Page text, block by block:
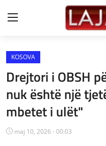
Shtëpi
LAJME MAQEDONI
SHQIPERI
KOSOVA
KOSOVA
Drejtori i OBSH
nuk është një
mbetet i ulët"
maj 10, 2026 - 00:03